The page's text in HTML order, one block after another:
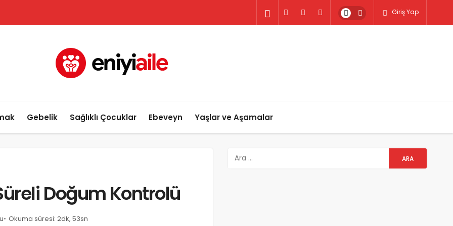
Giriş Yap
Gebelik Sağlıklı Çocuklar Ebeveyn Yaşlar ve Aşamalar
Doğum Kontrolü
Okuma süresi: 2dk, 53sn